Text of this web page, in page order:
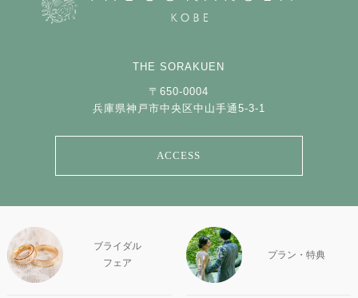
THE SORAKUEN
〒650-0004
兵庫県神戸市中央区中山手通5-3-1
ACCESS
ブライダル
フェア
プラン・特典